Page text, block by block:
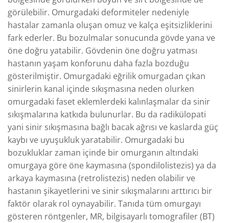
görülebilir. Omurgadaki deformiteler nedeniyle
hastalar zamanla oluşan omuz ve kalça eşitsizliklerini
fark ederler. Bu bozulmalar sonucunda gövde yana ve
öne doğru yatabilir. Gövdenin öne doğru yatması
hastanın yaşam konforunu daha fazla bozduğu
gösterilmiştir. Omurgadaki eğrilik omurgadan çıkan
sinirlerin kanal içinde sıkışmasına neden olurken
omurgadaki faset eklemlerdeki kalınlaşmalar da sinir
sıkışmalarına katkıda bulunurlar. Bu da radikülopati
yani sinir sıkışmasına bağlı bacak ağrısı ve kaslarda güç
kaybı ve uyuşukluk yaratabilir. Omurgadaki bu
bozukluklar zaman içinde bir omurganın altındaki
omurgaya göre öne kaymasına (spondilolistezis) ya da
arkaya kaymasına (retrolistezis) neden olabilir ve
hastanın şikayetlerini ve sinir sıkışmalarını arttırıcı bir
faktör olarak rol oynayabilir. Tanıda tüm omurgayı
gösteren röntgenler, MR, bilgisayarlı tomografiler (BT)